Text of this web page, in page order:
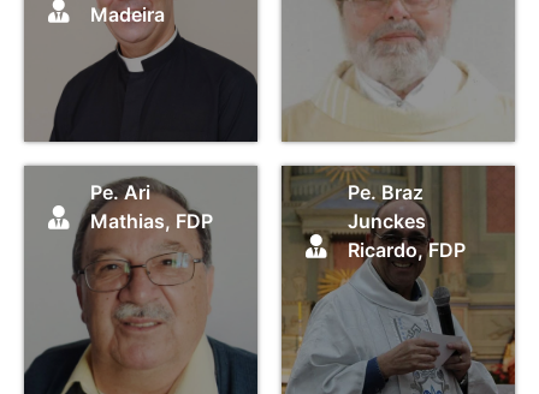
Madeira
Pe. Ari
Mathias, FDP
Pe. Braz
Junckes
Ricardo, FDP